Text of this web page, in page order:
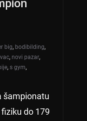
big, bodibilding,
, novi pazar,
, s gym,
šampionatu
do 179